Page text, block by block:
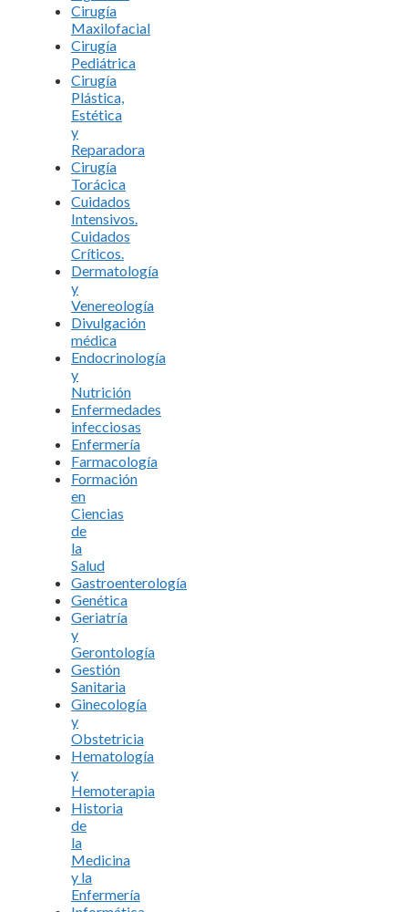
Cirugía
Maxilofacial
Cirugía
Pediátrica
Cirugía
Plástica,
Estética
y
Reparadora
Cirugía
Torácica
Cuidados
Intensivos.
Cuidados
Críticos.
Dermatología
y
Venereología
Divulgación
médica
Endocrinología
y
Nutrición
Enfermedades
infecciosas
Enfermería
Farmacología
Formación
en
Ciencias
de
la
Salud
Gastroenterología
Genética
Geriatría
y
Gerontología
Gestión
Sanitaria
Ginecología
y
Obstetricia
Hematología
y
Hemoterapia
Historia
de
la
Medicina
y la
Enfermería